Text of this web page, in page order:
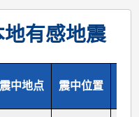
有感地震
震中地点 震中位置